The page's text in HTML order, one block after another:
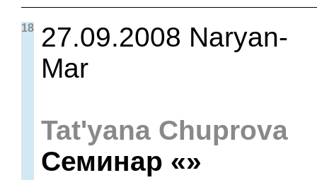
18
27.09.2008 Naryan-
Mar
Tat'yana Chuprova
Семинар «»